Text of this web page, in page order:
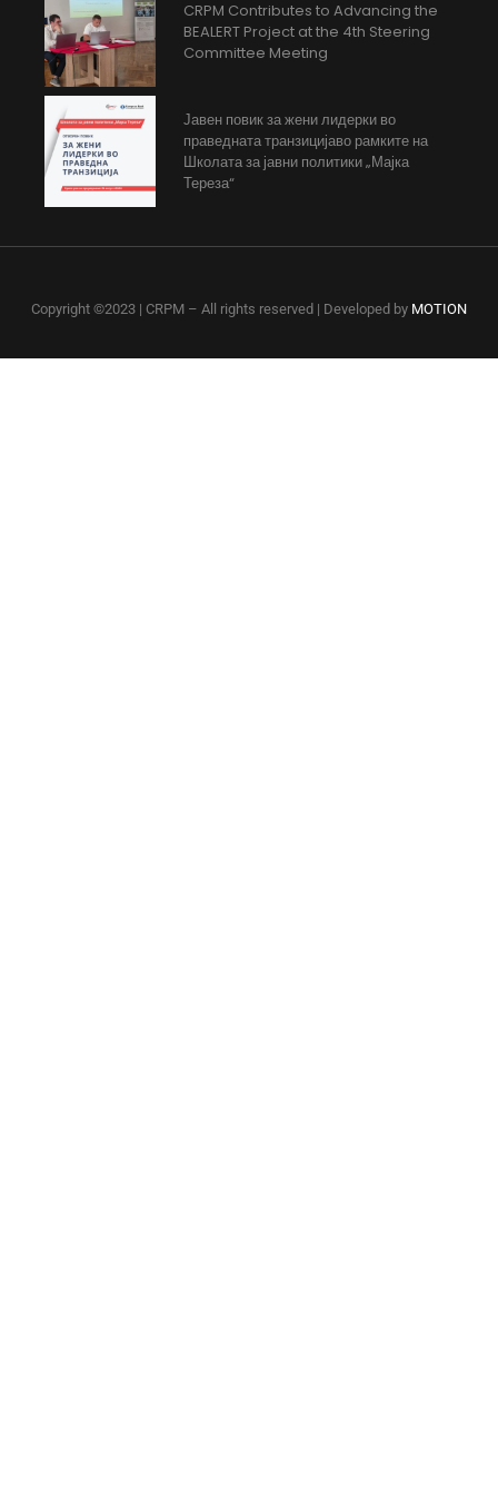
CRPM Contributes to Advancing the
BEALERT Project at the 4th Steering
Committee Meeting
Јавен повик за жени лидерки во
праведната транзицијаво рамките на
Школата за јавни политики „Мајка
Тереза“
Copyright ©2023 | CRPM – All rights reserved | Developed by MOTION